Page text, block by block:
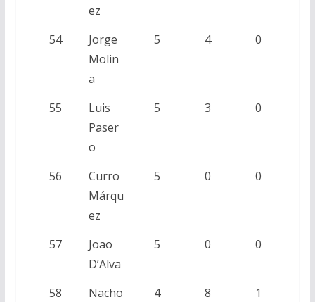
ez
54
Jorge
Molin
a
5 4 0
55
Luis
Paser
o
5 3 0
56
Curro
Márqu
ez
5 0 0
57
Joao
D’Alva
5 0 0
58
Nacho
4 8 1